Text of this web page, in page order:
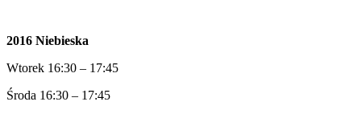
2016 Niebieska
Wtorek 16:30 – 17:45
Środa 16:30 – 17:45